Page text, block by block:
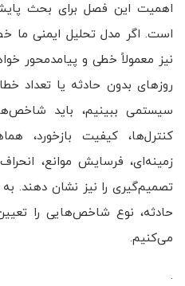
است. اگر مدل تحلیل ایمنی
نیز معمولاً خطی و پیامدمحور
روزهای بدون حادثه یا تعداد
سیستمی ببینیم، باید
کنترل‌ها، کیفیت بازخورد،
زمینه‌ای، فرسایش موانع،
تصمیم‌گیری را نیز نشان دهند.
می‌کنیم.
.